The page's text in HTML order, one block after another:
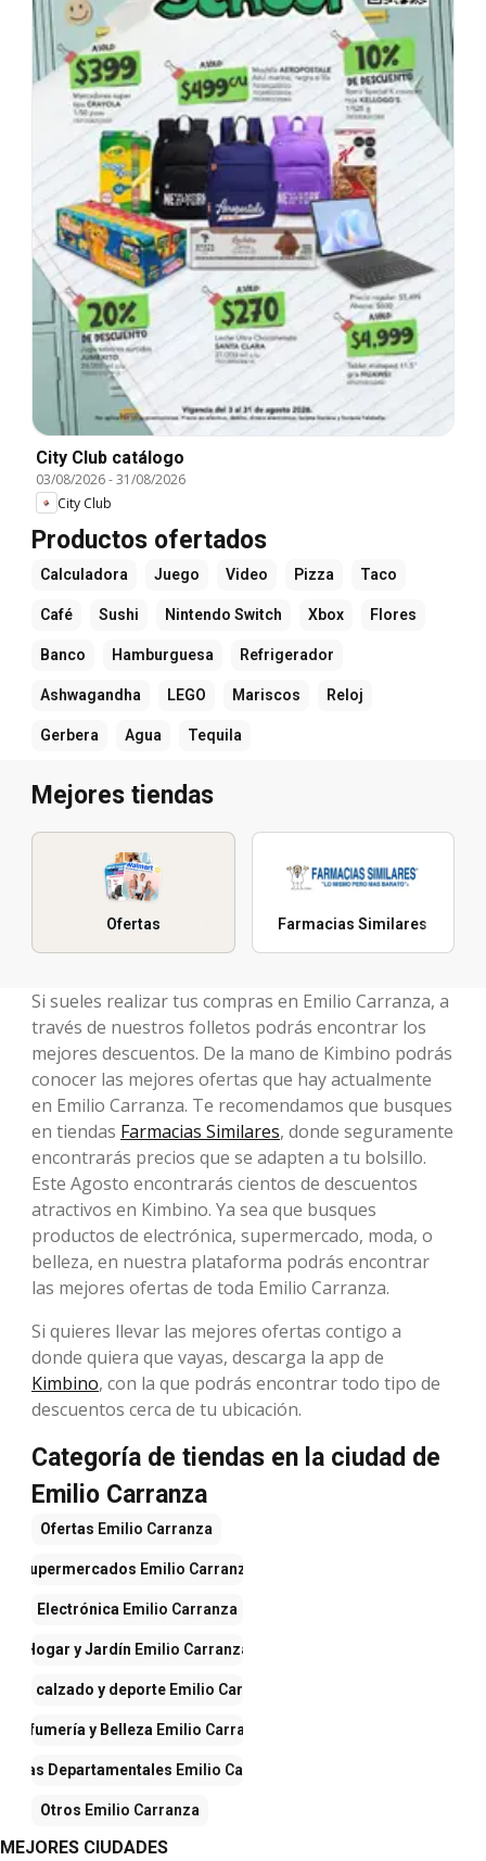
City Club catálogo
03/08/2026-31/08/2026
City Club
Productos ofertados
Calculadora Juego Video Pizza Taco
Café Sushi Nintendo Switch Xbox Flores
Banco Hamburguesa Refrigerador
Ashwagandha LEGO Mariscos Reloj
Gerbera Agua Tequila
Mejores tiendas
Ofertas Farmacias Similares
Si sueles realizar tus compras en Emilio Carranza, a
través de nuestros folletos podrás encontrar los
mejores descuentos. De la mano de Kimbino podrás
conocer las mejores ofertas que hay actualmente
en Emilio Carranza. Te recomendamos que busques
en tiendas Farmacias Similares, donde seguramente
encontrarás precios que se adapten a tu bolsillo.
Este Agosto encontrarás cientos de descuentos
atractivos en Kimbino. Ya sea que busques
productos de electrónica, supermercado, moda, o
belleza, en nuestra plataforma podrás encontrar
las mejores ofertas de toda Emilio Carranza.
Si quieres llevar las mejores ofertas contigo a
donde quiera que vayas, descarga la app de
Kimbino, con la que podrás encontrar todo tipo de
descuentos cerca de tu ubicación.
Categoría de tiendas en la ciudad de
Emilio Carranza
Ofertas Emilio Carranza
Supermercados Emilio Carranza
Electrónica Emilio Carranza
Hogar y Jardín Emilio Carranza
calzado y deporteEmilio Carranza
Perfumería y Belleza Emilio Carranza
Departamentales Emilio Carranza
Otros Emilio Carranza
MEJORES CIUDADES